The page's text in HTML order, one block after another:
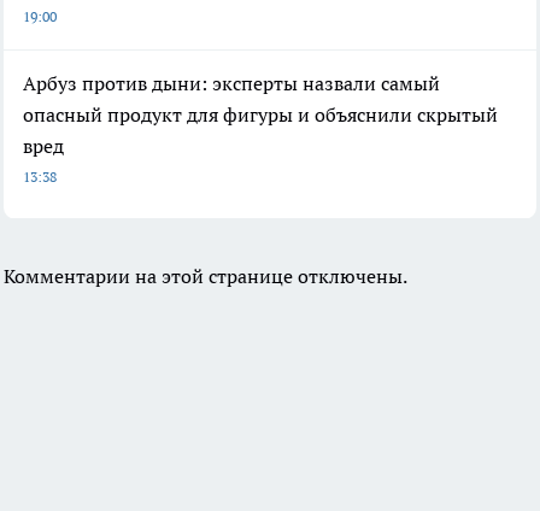
19:00
Арбуз против дыни: эксперты назвали самый
опасный продукт для фигуры и объяснили скрытый
вред
13:38
Комментарии на этой странице отключены.